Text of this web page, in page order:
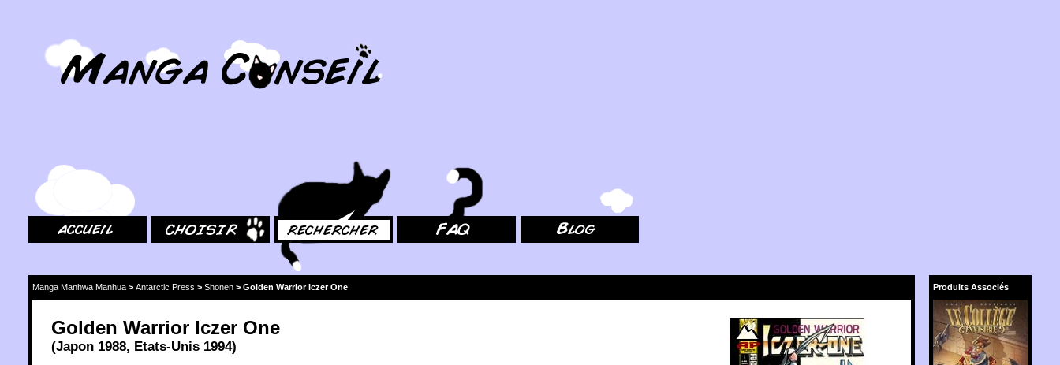
Produits Associés
Manga Manhwa Manhua > Antarctic Press > Shonen > Golden Warrior Iczer One
Golden Warrior Iczer One
(Japon 1988, Etats-Unis 1994)